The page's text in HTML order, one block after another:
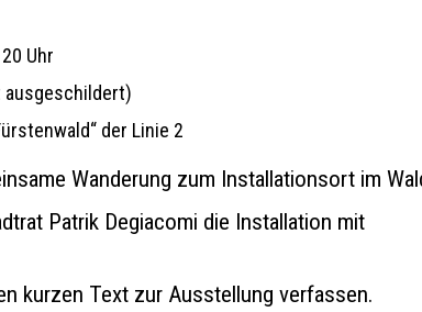
Uhr
ausgeschildert)
der Linie 2
Wanderung zum Installationsort im
Patrik Degiacomi die Installation mit
kurzen Text zur Ausstellung verfassen.